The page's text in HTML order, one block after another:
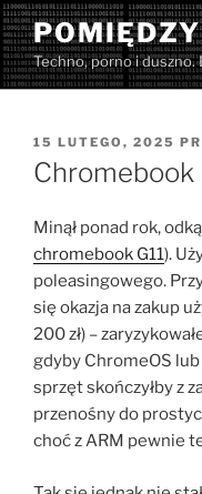
Przejdź
do
treściTechno, porno i duszno.
OPUBLIKOWANE
W
15 LUTEGO, 2025
Chromebook
Minął ponad rok,
chromebook G11).
poleasingowego.
się okazja na zakup
200 zł) –
gdyby ChromeOS
sprzęt skończyłby z
przenośny do
choć z ARM pewnie